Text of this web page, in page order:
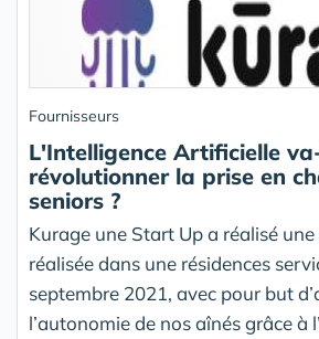
Fournisseurs
L'Intelligence Artificielle
révolutionner la prise en
seniors ?
Kurage une Start Up a réalisé
réalisée dans une résidences
septembre 2021, avec pour but
l’autonomie de nos aînés grâce à